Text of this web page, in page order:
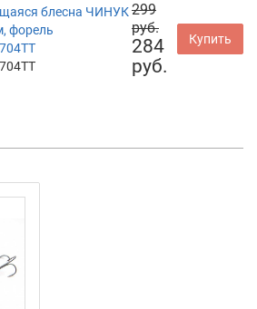
блесна ЧИНУК
форель
299
руб.
284
руб.
Купить